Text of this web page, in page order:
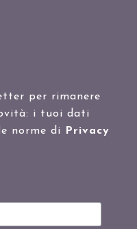
per rimanere
i tuoi dati
norme di
Privacy